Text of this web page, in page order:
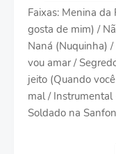
Faixas: Menina da
gosta de mim) /
Naná (Nuquinha)
vou amar /
jeito (Quando
mal / Instrumental
Soldado na